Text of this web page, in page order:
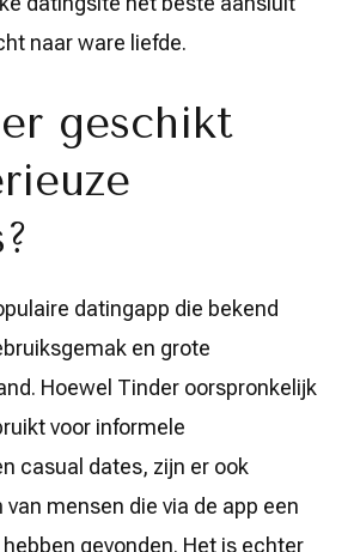
naar ware liefde.
geschikt
datingapp die bekend
en grote
Hoewel Tinder oorspronkelijk
voor informele
casual dates, zijn er ook
mensen die via de app een
gevonden. Het is echter